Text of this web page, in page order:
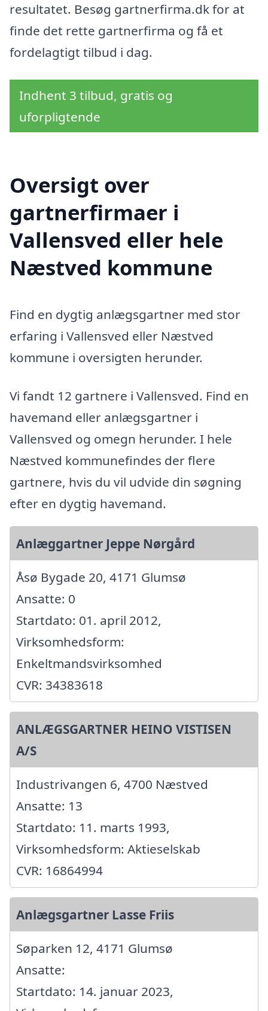
resultatet. Besøg gartnerfirma.dk for at
finde det rette gartnerfirma og få et
fordelagtigt tilbud i dag.
Indhent 3 tilbud, gratis og
uforpligtende
Oversigt over
gartnerfirmaer i
Vallensved eller hele
Næstved kommune
Find en dygtig anlægsgartner med stor
erfaring i Vallensved eller Næstved
kommune i oversigten herunder.
Vi fandt 12 gartnere i Vallensved. Find en
havemand eller anlægsgartner i
Vallensved og omegn herunder. I hele
Næstved kommunefindes der flere
gartnere, hvis du vil udvide din søgning
efter en dygtig havemand.
Anlæggartner Jeppe Nørgård
Åsø Bygade 20, 4171 Glumsø
Ansatte: 0
Startdato: 01. april 2012,
Virksomhedsform:
Enkeltmandsvirksomhed
CVR: 34383618
ANLÆGSGARTNER HEINO VISTISEN
A/S
Industrivangen 6, 4700 Næstved
Ansatte: 13
Startdato: 11. marts 1993,
Virksomhedsform: Aktieselskab
CVR: 16864994
Anlægsgartner Lasse Friis
Søparken 12, 4171 Glumsø
Ansatte:
Startdato: 14. januar 2023,